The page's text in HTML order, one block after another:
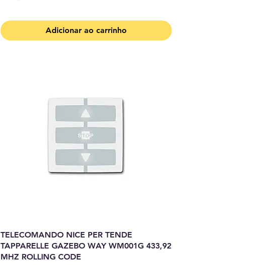
Adicionar ao carrinho
TELECOMANDO NICE PER TENDE
TAPPARELLE GAZEBO WAY WM001G 433,92
MHZ ROLLING CODE